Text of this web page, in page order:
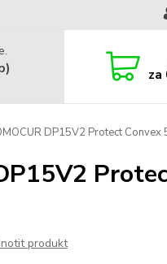
za
DP15V2 Protect Convex
produkt